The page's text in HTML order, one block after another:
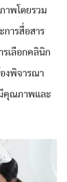
าพโดยรวม
การสื่อสาร
เลือกคลินิก
งพิจารณา
คุณภาพและ